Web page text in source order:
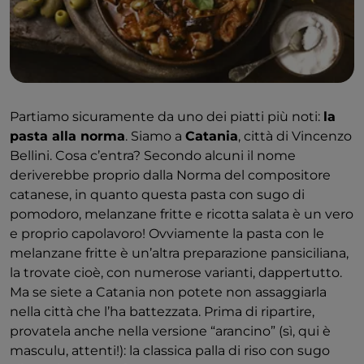
Partiamo sicuramente da uno dei piatti più noti: la
pasta alla norma. Siamo a Catania, città di Vincenzo
Bellini. Cosa c’entra? Secondo alcuni il nome
deriverebbe proprio dalla Norma del compositore
catanese, in quanto questa pasta con sugo di
pomodoro, melanzane fritte e ricotta salata è un vero
e proprio capolavoro! Ovviamente la pasta con le
melanzane fritte è un’altra preparazione pansiciliana,
la trovate cioè, con numerose varianti, dappertutto.
Ma se siete a Catania non potete non assaggiarla
nella città che l’ha battezzata. Prima di ripartire,
provatela anche nella versione “arancino” (sì, qui è
masculu, attenti!): la classica palla di riso con sugo